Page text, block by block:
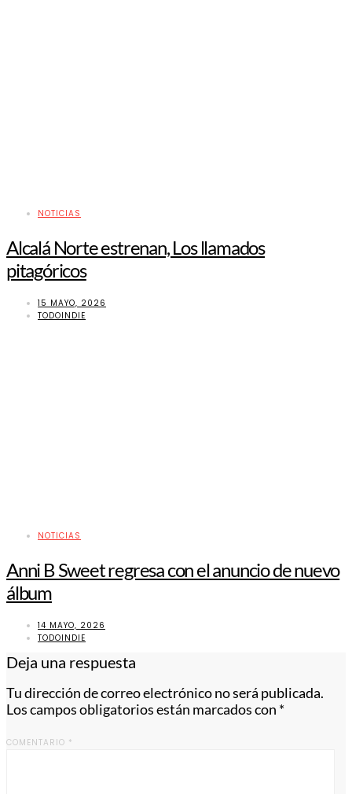
NOTICIAS
Alcalá Norte estrenan, Los llamados
pitagóricos
15 MAYO, 2026
TODOINDIE
NOTICIAS
Anni B Sweet regresa con el anuncio de nuevo
álbum
14 MAYO, 2026
TODOINDIE
Deja una respuesta
Tu dirección de correo electrónico no será publicada.
Los campos obligatorios están marcados con *
COMENTARIO *